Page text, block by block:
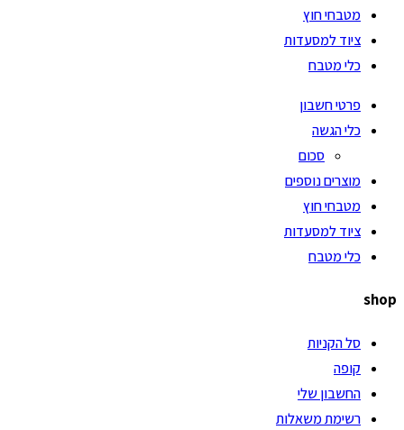
מטבחי חוץ
ציוד למסעדות
כלי מטבח
פרטי חשבון
כלי הגשה
סכום
מוצרים נוספים
מטבחי חוץ
ציוד למסעדות
כלי מטבח
shop
סל הקניות
קופה
החשבון שלי
רשימת משאלות